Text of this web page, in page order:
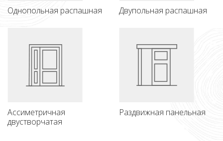
Однопольная распашная Двупольная распашная
Ассиметричная
двустворчатая
Раздвижная панельная